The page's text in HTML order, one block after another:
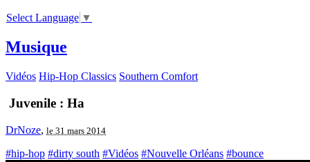
Select Language ▼
Musique
Vidéos Hip-Hop Classics Southern Comfort
Juvenile : Ha
DrNoze, le 31 mars 2014
#hip-hop #dirty south #Vidéos #Nouvelle Orléans #bounce